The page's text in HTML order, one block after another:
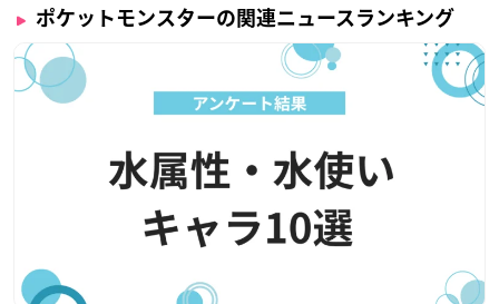
ポケットモンスターの関連ニュースランキング